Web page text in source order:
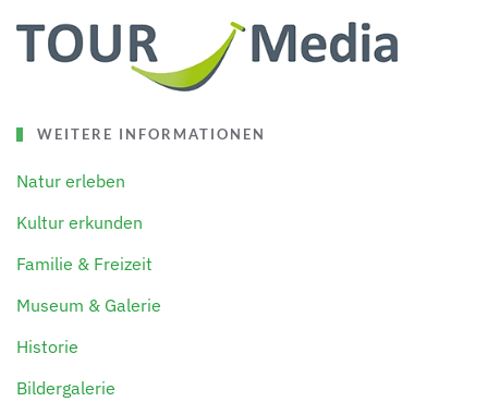
WEITERE INFORMATIONEN
Natur erleben
Kultur erkunden
Familie & Freizeit
Museum & Galerie
Historie
Bildergalerie